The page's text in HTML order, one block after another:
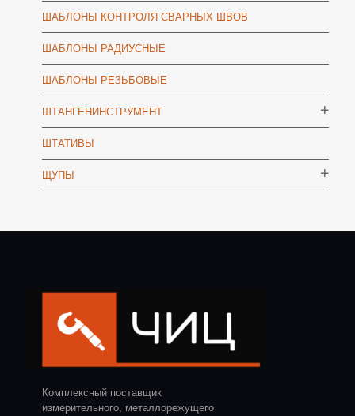
ШАБЛОНЫ КОНТРОЛЯ СВАРНЫХ ШВОВ
ШАБЛОНЫ РАДИУСНЫЕ
ШАБЛОНЫ РЕЗЬБОВЫЕ
ШТАНГЕНИНСТРУМЕНТ
ШТАТИВЫ
ЩУПЫ
Комплексный поставщик
измерительного, металлорежущего